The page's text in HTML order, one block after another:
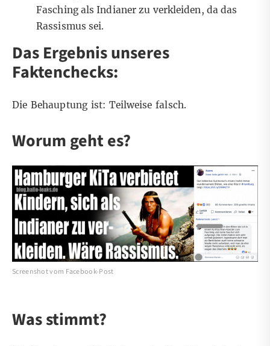
Fasching als Indianer zu verkleiden, da das
Rassismus sei.
Das Ergebnis unseres
Faktenchecks:
Die Behauptung ist: Teilweise falsch.
Worum geht es?
Screenshot vom Facebook-Post
Was stimmt?